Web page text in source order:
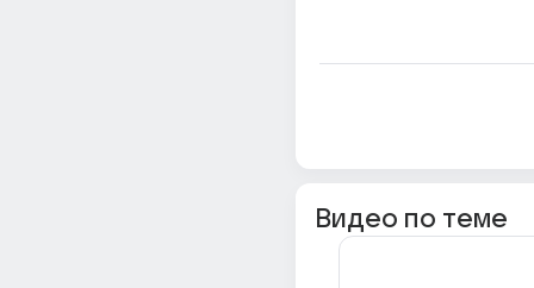
Видео по теме